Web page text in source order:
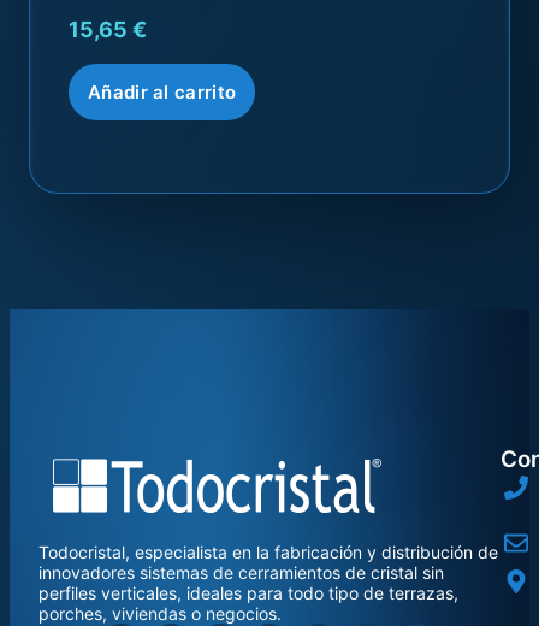
15,65 €
Añadir al carrito
Todocristal, especialista en la fabricación y distribución de
innovadores sistemas de cerramientos de cristal sin
perfiles verticales, ideales para todo tipo de terrazas,
porches, viviendas o negocios.